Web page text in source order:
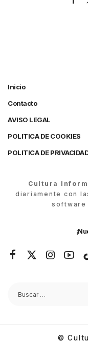
Inicio
Contacto
AVISO LEGAL
POLITICA DE COOKIES
POLITICA DE
Cultura
diariamente con
software
©